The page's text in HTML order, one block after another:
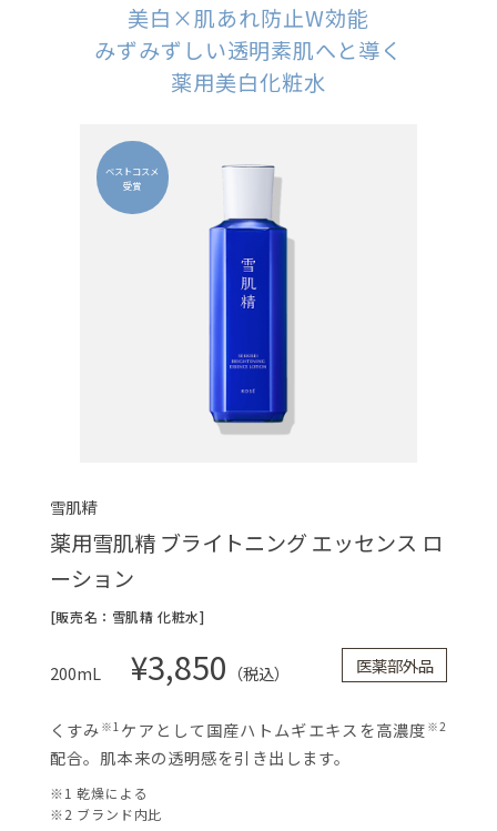
美白×肌あれ防止W効能
みずみずしい透明素肌へと導く
薬用美白化粧水
ベストコスメ
受賞
雪肌精
薬用雪肌精 ブライトニング エッセンス ロ
ーション
[販売名：雪肌精 化粧水]
200mL ¥3,850 （税込） 医薬部外品
くすみ ※1 ケアとして国産ハトムギエキスを高濃度 ※2
配合。肌本来の透明感を引き出します。
※1 乾燥による
※2 ブランド内比